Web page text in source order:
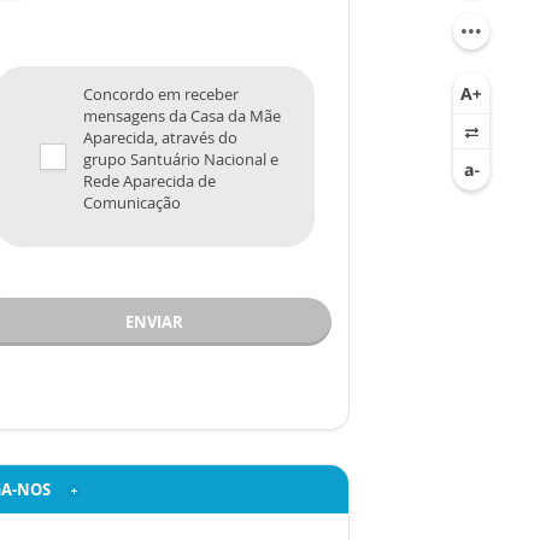
Concordo em receber
mensagens da Casa da Mãe
Aparecida, através do
grupo Santuário Nacional e
Rede Aparecida de
Comunicação
ENVIAR
NOS